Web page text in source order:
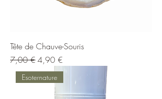
Tête de Chauve-Souris
Prix original
7,00 €Prix promotionnel
4,90 €
Esoternature